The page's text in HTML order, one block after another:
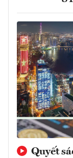
Quyết